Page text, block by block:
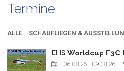
Termine
ALLE SCHAUFLIEGEN &
EHS Worldcup F3C
06.08.26 - 09.08.26